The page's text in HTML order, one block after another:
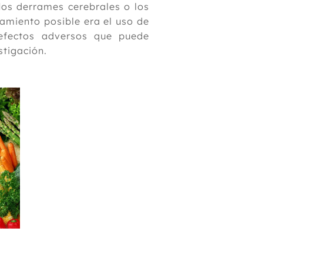
derrames cerebrales o los
posible era el uso de
adversos que puede